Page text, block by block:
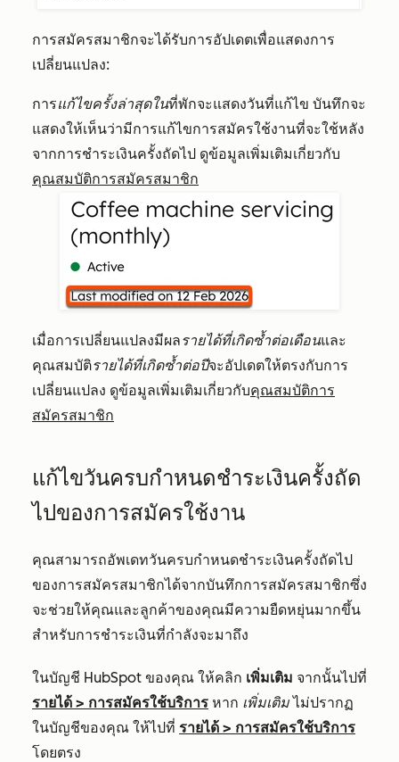
การสมัครสมาชิกจะได้รับการอัปเดตเพื่อแสดงการ
เปลี่ยนแปลง:
การแก้ไขครั้งล่าสุดในที่พักจะแสดงวันที่แก้ไข บันทึกจะ
แสดงให้เห็นว่ามีการแก้ไขการสมัครใช้งานที่จะใช้หลัง
จากการชำระเงินครั้งถัดไป ดูข้อมูลเพิ่มเติมเกี่ยวกับ
คุณสมบัติการสมัครสมาชิก
เมื่อการเปลี่ยนแปลงมีผลรายได้ที่เกิดซ้ำต่อเดือนและ
คุณสมบัติรายได้ที่เกิดซ้ำต่อปีจะอัปเดตให้ตรงกับการ
เปลี่ยนแปลง ดูข้อมูลเพิ่มเติมเกี่ยวกับคุณสมบัติการ
สมัครสมาชิก
แก้ไขวันครบกำหนดชำระเงินครั้งถัด
ไปของการสมัครใช้งาน
คุณสามารถอัพเดทวันครบกำหนดชำระเงินครั้งถัดไป
ของการสมัครสมาชิกได้จากบันทึกการสมัครสมาชิกซึ่ง
จะช่วยให้คุณและลูกค้าของคุณมีความยืดหยุ่นมากขึ้น
สำหรับการชำระเงินที่กำลังจะมาถึง
ในบัญชี HubSpot ของคุณ ให้คลิก เพิ่มเติม จากนั้นไปที่
รายได้ > การสมัครใช้บริการ หาก เพิ่มเติมไม่ปรากฏ
ในบัญชีของคุณ ให้ไปที่ รายได้ > การสมัครใช้บริการ
โดยตรง